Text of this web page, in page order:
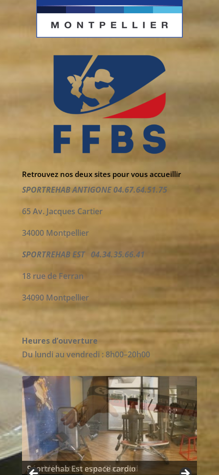
Retrouvez nos deux sites pour vous accueillir
SPORTREHAB ANTIGONE 04.67.64.51.75
65 Av. Jacques Cartier
34000 Montpellier
SPORTREHAB EST 04.34.35.66.41
18 rue de Ferran
34090 Montpellier
Heures d’ouverture
Du lundi au vendredi : 8h00–20h00
Réathlétisation avec Blazepod